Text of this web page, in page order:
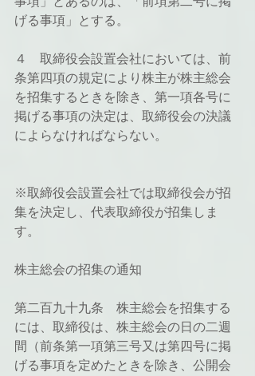
げる事項」とする。
４　取締役会設置会社においては、前
条第四項の規定により株主が株主総会
を招集するときを除き、第一項各号に
掲げる事項の決定は、取締役会の決議
によらなければならない。
※取締役会設置会社では取締役会が招
集を決定し、代表取締役が招集しま
す。
株主総会の招集の通知
第二百九十九条　株主総会を招集する
には、取締役は、株主総会の日の二週
間（前条第一項第三号又は第四号に掲
げる事項を定めたときを除き、公開会